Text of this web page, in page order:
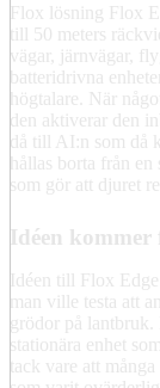
Flox lösning Flox
till 50 meters
vägar, järnvägar,
batteridrivna
högtalare. När
den aktiverar den
då till AI:n som då
hållas borta från
som gör att djuret
Idéen
Idéen till Flox
man ville testa att
grödor på lantbruk.
stationära enhet
tack vare att